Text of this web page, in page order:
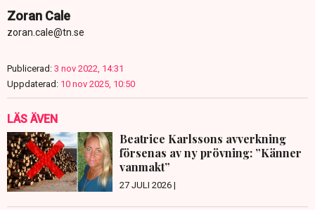
Zoran Cale
zoran.cale@tn.se
Publicerad: 3 nov 2022, 14:31
Uppdaterad: 10 nov 2025, 10:50
LÄS ÄVEN
Beatrice Karlssons avverkning
försenas av ny prövning: ”Känner
vanmakt”
27 JULI 2026 |